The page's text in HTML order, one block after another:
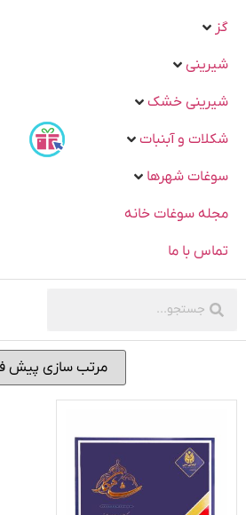
گز
شیرینی
شیرینی خشک
شکلات و آبنبات
سوغات شهرها
مجله سوغات خانه
تماس با ما